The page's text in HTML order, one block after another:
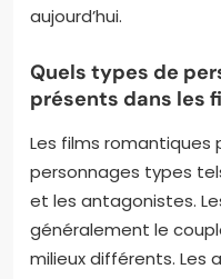
aujourd’hui.
Quels types de
présents dans les
Les films
personnages types
et les antagonistes.
généralement le
milieux différents. Les